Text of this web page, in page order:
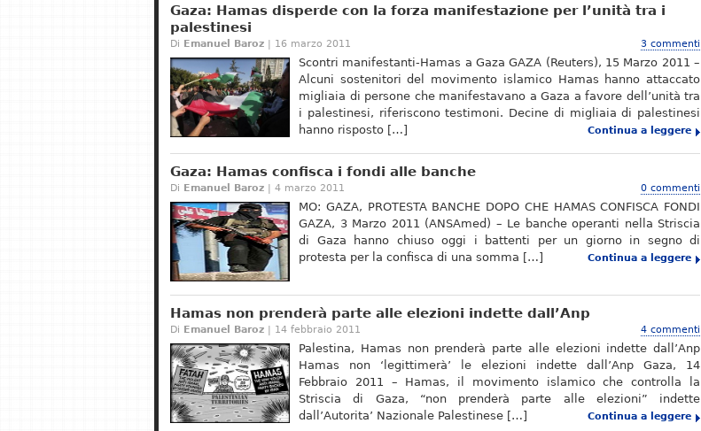
Gaza: Hamas disperde con la forza manifestazione per l’unità tra i
palestinesi
Di Emanuel Baroz | 16 marzo 2011 3 commenti
Scontri manifestanti-Hamas a Gaza GAZA (Reuters), 15 Marzo 2011 –
Alcuni sostenitori del movimento islamico Hamas hanno attaccato
migliaia di persone che manifestavano a Gaza a favore dell’unità tra
i palestinesi, riferiscono testimoni. Decine di migliaia di palestinesi
hanno risposto […]
Continua a leggere
Gaza: Hamas confisca i fondi alle banche
Di Emanuel Baroz | 4 marzo 2011 0 commenti
MO: GAZA, PROTESTA BANCHE DOPO CHE HAMAS CONFISCA FONDI
GAZA, 3 Marzo 2011 (ANSAmed) – Le banche operanti nella Striscia
di Gaza hanno chiuso oggi i battenti per un giorno in segno di
protesta per la confisca di una somma […]
Continua a leggere
Hamas non prenderà parte alle elezioni indette dall’Anp
Di Emanuel Baroz | 14 febbraio 2011 4 commenti
Palestina, Hamas non prenderà parte alle elezioni indette dall’Anp
Hamas non ‘legittimerà’ le elezioni indette dall’Anp Gaza, 14
Febbraio 2011 – Hamas, il movimento islamico che controlla la
Striscia di Gaza, “non prenderà parte alle elezioni” indette
dall’Autorita’ Nazionale Palestinese […]
Continua a leggere